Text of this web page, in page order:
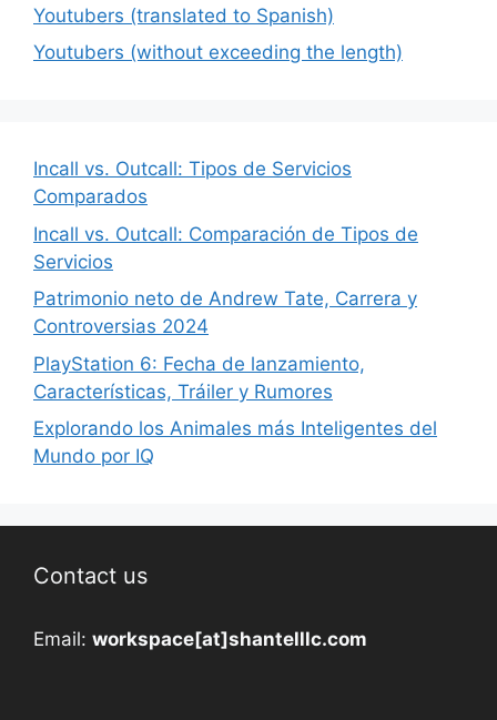
Youtubers (translated to Spanish)
Youtubers (without exceeding the length)
Incall vs. Outcall: Tipos de Servicios
Comparados
Incall vs. Outcall: Comparación de Tipos de
Servicios
Patrimonio neto de Andrew Tate, Carrera y
Controversias 2024
PlayStation 6: Fecha de lanzamiento,
Características, Tráiler y Rumores
Explorando los Animales más Inteligentes del
Mundo por IQ
Contact us
Email: workspace[at]shantelllc.com